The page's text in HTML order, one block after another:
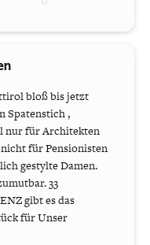
bloß bis jetzt
Spatenstich ,
nur für Architekten
für Pensionisten
gestylte Damen.
33
gibt es das
für Unser